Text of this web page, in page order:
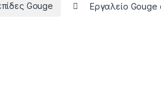
Gouge Εργαλείο Gouge